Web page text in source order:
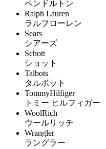
ペンドルトン
Ralph Lauren
ラルフローレン
Sears
シアーズ
Schott
ショット
Talbots
タルボット
TommyHilfiger
トミー ヒルフィガー
WoolRich
ウールリッチ
Wrangler
ラングラー